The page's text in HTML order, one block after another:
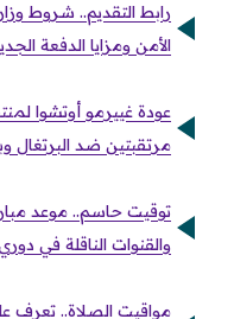
رابط التقديم.. شروط
الأمن ومزايا الدفعة
عودة غييرمو أوتشوا
مرتقبتين ضد البرتغال
توقيت حاسم.. موعد
والقنوات الناقلة في
مواقيت الصلاة.. تعرف